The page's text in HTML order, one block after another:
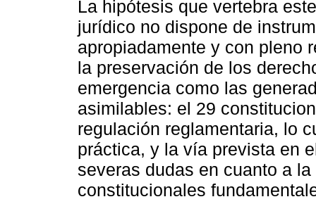
La hipótesis que vertebra
jurídico no dispone de
apropiadamente y con pleno
la preservación de los
emergencia como las
asimilables: el 29
regulación reglamentaria, lo
práctica, y la vía prevista en
severas dudas en cuanto a
constitucionales